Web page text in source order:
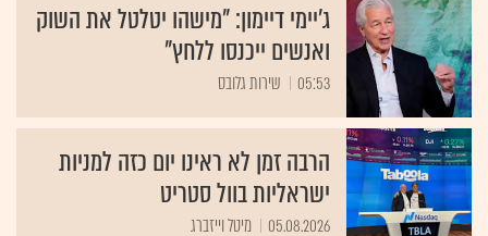
ג'יימי דיימון: "מישהו יטלטל את השוק
ואנשים ייכנסו ללחץ"
05:53 שירות גלובס
הרבה זמן לא ראינו יום כזה למניות
ישראליות בוול סטריט
05.08.2026 מיטל וייזברג